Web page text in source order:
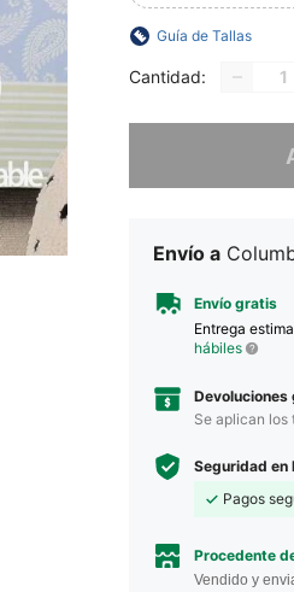
Guía de Tallas
Cantidad:
Envío a
Envío gratis
Entrega
hábiles
Se aplican los
Seguridad en
Pagos
Procedente
Vendido y